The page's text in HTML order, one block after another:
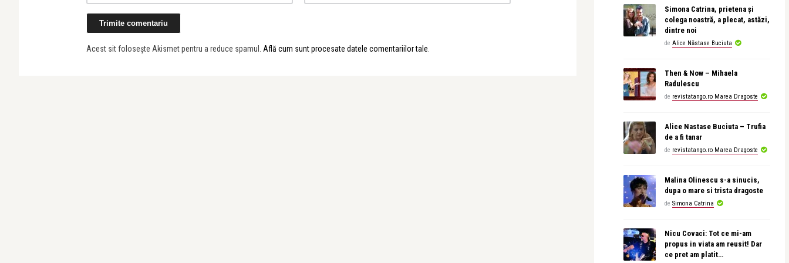
Acest sit folosește Akismet pentru a reduce spamul. Află cum sunt procesate datele comentariilor tale.
Simona Catrina, prietena și
colega noastră, a plecat, astăzi,
dintre noi
de Alice Năstase Buciuta
Then & Now – Mihaela
Radulescu
de revistatango.ro Marea Dragoste
Alice Nastase Buciuta – Trufia
de a fi tanar
de revistatango.ro Marea Dragoste
Malina Olinescu s-a sinucis,
dupa o mare si trista dragoste
de Simona Catrina
Nicu Covaci: Tot ce mi-am
propus in viata am reusit! Dar
ce pret am platit…